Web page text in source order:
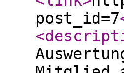
post_id=7